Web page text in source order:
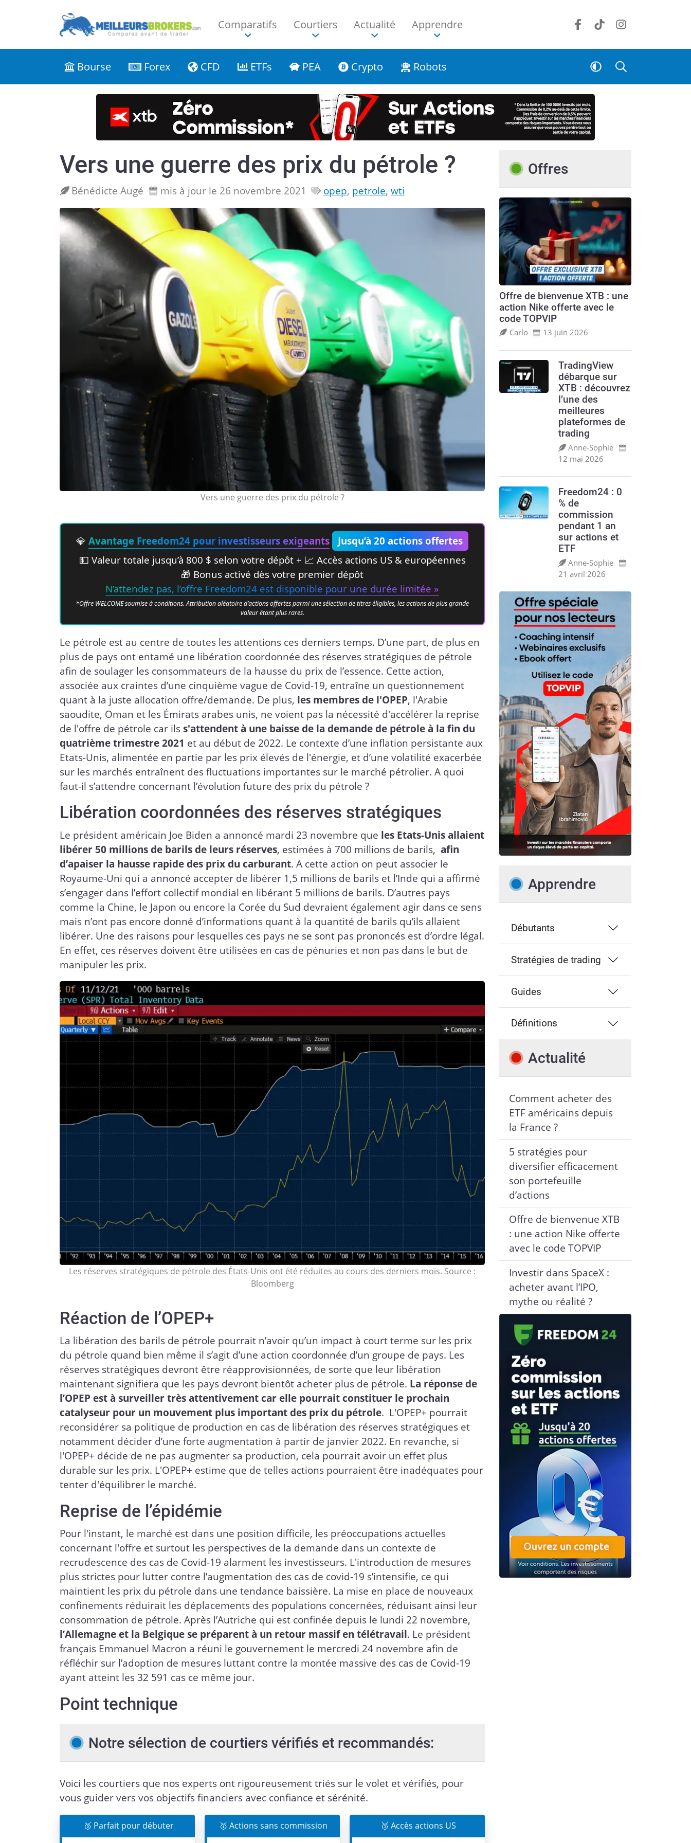
Comparatifs Courtiers Actualité Apprendre
Bourse Forex CFD ETFs PEA Crypto Robots
Vers une guerre des prix du pétrole ?
Bénédicte Augé mis à jour le 26 novembre 2021 opep, petrole, wti
Vers une guerre des prix du pétrole ?
💎 Avantage Freedom24 pour investisseurs exigeants
Jusqu’à 20 actions offertes
💵 Valeur totale jusqu’à 800 $ selon votre dépôt + 📈 Accès actions US & européennes
🎁 Bonus activé dès votre premier dépôt
N’attendez pas, l’offre Freedom24 est disponible pour une durée limitée »
*Offre WELCOME soumise à conditions. Attribution aléatoire d’actions offertes parmi une sélection de titres éligibles, les actions de plus grande
valeur étant plus rares.
Le pétrole est au centre de toutes les attentions ces derniers temps. D’une part, de plus en
plus de pays ont entamé une libération coordonnée des réserves stratégiques de pétrole
afin de soulager les consommateurs de la hausse du prix de l’essence. Cette action,
associée aux craintes d’une cinquième vague de Covid-19, entraîne un questionnement
quant à la juste allocation offre/demande. De plus, les membres de l'OPEP, l'Arabie
saoudite, Oman et les Émirats arabes unis, ne voient pas la nécessité d'accélérer la reprise
de l'offre de pétrole car ilss'attendent à une baisse de la demande de pétrole à la fin du
quatrième trimestre 2021 et au début de 2022. Le contexte d’une inflation persistante aux
Etats-Unis, alimentée en partie par les prix élevés de l'énergie, et d’une volatilité exacerbée
sur les marchés entraînent des fluctuations importantes sur le marché pétrolier. A quoi
faut-il s’attendre concernant l’évolution future des prix du pétrole ?
Libération coordonnées des réserves stratégiques
Le président américain Joe Biden a annoncé mardi 23 novembre que les Etats-Unis allaient
libérer 50 millions de barils de leurs réserves, estimées à 700 millions de barils,afin
d’apaiser la hausse rapide des prix du carburant. A cette action on peut associer le
Royaume-Uni qui a annoncé accepter de libérer 1,5 millions de barils et l’Inde qui a affirmé
s’engager dans l’effort collectif mondial en libérant 5 millions de barils. D’autres pays
comme la Chine, le Japon ou encore la Corée du Sud devraient également agir dans ce sens
mais n’ont pas encore donné d’informations quant à la quantité de barils qu’ils allaient
libérer. Une des raisons pour lesquelles ces pays ne se sont pas prononcés est d’ordre légal.
En effet, ces réserves doivent être utilisées en cas de pénuries et non pas dans le but de
manipuler les prix.
Les réserves stratégiques de pétrole des États-Unis ont été réduites au cours des derniers mois. Source :
Bloomberg
Réaction de l’OPEP+
La libération des barils de pétrole pourrait n’avoir qu’un impact à court terme sur les prix
du pétrole quand bien même il s’agit d’une action coordonnée d’un groupe de pays. Les
réserves stratégiques devront être réapprovisionnées, de sorte que leur libération
maintenant signifiera que les pays devront bientôt acheter plus de pétrole. La réponse de
l’OPEP est à surveiller très attentivement car elle pourrait constituer le prochain
catalyseur pour un mouvement plus important des prix du pétrole. L'OPEP+ pourrait
reconsidérer sa politique de production en cas de libération des réserves stratégiques et
notamment décider d’une forte augmentation à partir de janvier 2022. En revanche, si
l'OPEP+ décide de ne pas augmenter sa production, cela pourrait avoir un effet plus
durable sur les prix. L'OPEP+ estime que de telles actions pourraient être inadéquates pour
tenter d'équilibrer le marché.
Reprise de l’épidémie
Pour l'instant, le marché est dans une position difficile, les préoccupations actuelles
concernant l'offre et surtout les perspectives de la demande dans un contexte de
recrudescence des cas de Covid-19 alarment les investisseurs. L'introduction de mesures
plus strictes pour lutter contre l’augmentation des cas de covid-19 s’intensifie, ce qui
maintient les prix du pétrole dans une tendance baissière. La mise en place de nouveaux
confinements réduirait les déplacements des populations concernées, réduisant ainsi leur
consommation de pétrole. Après l’Autriche qui est confinée depuis le lundi 22 novembre,
l’Allemagne et la Belgique se préparent à un retour massif en télétravail. Le président
français Emmanuel Macron a réuni le gouvernement le mercredi 24 novembre afin de
réfléchir sur l’adoption de mesures luttant contre la montée massive des cas de Covid-19
ayant atteint les 32 591 cas ce même jour.
Point technique
Notre sélection de courtiers vérifiés et recommandés:
Voici les courtiers que nos experts ont rigoureusement triés sur le volet et vérifiés, pour
vous guider vers vos objectifs financiers avec confiance et sérénité.
🥈 Parfait pour débuter 🥇 Actions sans commission 🥉 Accès actions US
Offres
Offre de bienvenue XTB : une
action Nike offerte avec le
code TOPVIP
Carlo 13 juin 2026
TradingView
débarque sur
XTB : découvrez
l’une des
meilleures
plateformes de
trading
Anne‑Sophie
12 mai 2026
Freedom24 : 0
% de
commission
pendant 1 an
sur actions et
ETF
Anne‑Sophie
21 avril 2026
Apprendre
Débutants
Stratégies de trading
Guides
Définitions
Actualité
Comment acheter des
ETF américains depuis
la France ?
5 stratégies pour
diversifier efficacement
son portefeuille
d’actions
Offre de bienvenue XTB
: une action Nike offerte
avec le code TOPVIP
Investir dans SpaceX :
acheter avant l’IPO,
mythe ou réalité ?